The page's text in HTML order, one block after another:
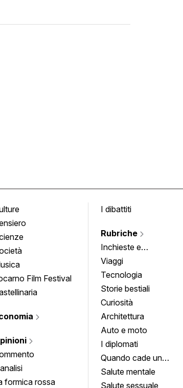
Film Festival
formica rossa
I dibattiti
Rubriche
Inchieste e
approfondimenti
Viaggi
Tecnologia
Storie bestiali
Curiosità
Architettura
Auto e moto
I diplomati
Quando cade un
quadro
Salute mentale
Salute sessuale